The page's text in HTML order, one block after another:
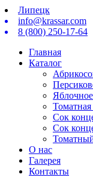
Липецк
info@krassar.com
8 (800) 250-17-64
Главная
Каталог
Томатная
Сок
Сок
О нас
Галерея
Контакты